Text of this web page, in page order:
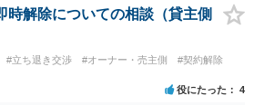
時解除についての相談（貸主側
#立ち退き交渉 #オーナー・売主側
#契約解除
役にたった 4